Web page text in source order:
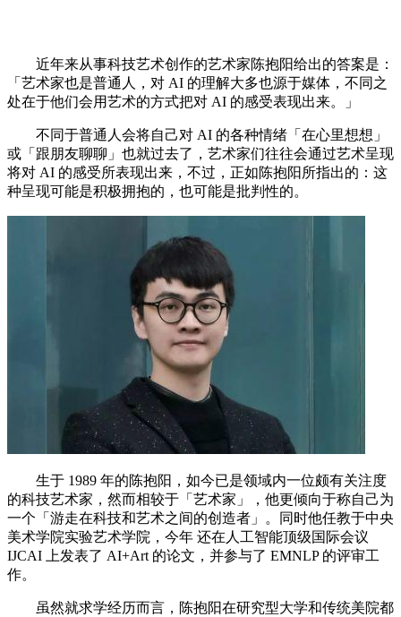
近年来从事科技艺术创作的艺术家陈抱阳给出的答案是：
「艺术家也是普通人，对 AI 的理解大多也源于媒体，不同之
处在于他们会用艺术的方式把对 AI 的感受表现出来。」
不同于普通人会将自己对 AI 的各种情绪「在心里想想」
或「跟朋友聊聊」也就过去了，艺术家们往往会通过艺术呈现
将对 AI 的感受所表现出来，不过，正如陈抱阳所指出的：这
种呈现可能是积极拥抱的，也可能是批判性的。
生于 1989 年的陈抱阳，如今已是领域内一位颇有关注度
的科技艺术家，然而相较于「艺术家」，他更倾向于称自己为
一个「游走在科技和艺术之间的创造者」。同时他任教于中央
美术学院实验艺术学院，今年 还在人工智能顶级国际会议
IJCAI 上发表了 AI+Art 的论文，并参与了 EMNLP 的评审工
作。
虽然就求学经历而言，陈抱阳在研究型大学和传统美院都